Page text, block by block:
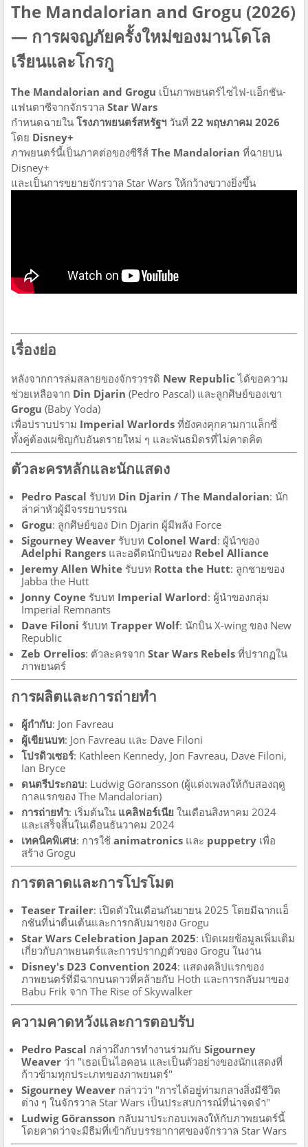
The Mandalorian and Grogu (2026)
— การผจญภัยครั้งใหม่ของมานโดโล
เรียนและโกรกู
The Mandalorian and Grogu เป็นภาพยนตร์ไซไฟ-แอ็กชัน-
แฟนตาซีจากจักรวาล Star Wars
กำหนดฉายใน โรงภาพยนตร์สหรัฐฯ วันที่ 22 พฤษภาคม 2026
โดย Disney+
ภาพยนตร์นี้เป็นภาคต่อของซีรีส์ The Mandalorian ที่ฉายบน
Disney+
และเป็นการขยายจักรวาล Star Wars ให้กว้างขวางยิ่งขึ้น
เรื่องย่อ
หลังจากการล่มสลายของจักรวรรดิ New Republic ได้ขอความ
ช่วยเหลือจาก Din Djarin (Pedro Pascal) และลูกศิษย์ของเขา
Grogu (Baby Yoda)
เพื่อปราบปราม Imperial Warlords ที่ยังคงคุกคามกาแล็กซี่
ทั้งคู่ต้องเผชิญกับอันตรายใหม่ ๆ และพันธมิตรที่ไม่คาดคิด
ตัวละครหลักและนักแสดง
Pedro Pascal รับบท Din Djarin / The Mandalorian: นัก
ล่าค่าหัวผู้มีจรรยาบรรณ
Grogu: ลูกศิษย์ของ Din Djarin ผู้มีพลัง Force
Sigourney Weaver รับบท Colonel Ward: ผู้นำของ
Adelphi Rangers และอดีตนักบินของ Rebel Alliance
Jeremy Allen White รับบท Rotta the Hutt: ลูกชายของ
Jabba the Hutt
Jonny Coyne รับบท Imperial Warlord: ผู้นำของกลุ่ม
Imperial Remnants
Dave Filoni รับบท Trapper Wolf: นักบิน X-wing ของ New
Republic
Zeb Orrelios: ตัวละครจาก Star Wars Rebels ที่ปรากฏใน
ภาพยนตร์
การผลิตและการถ่ายทำ
ผู้กำกับ: Jon Favreau
ผู้เขียนบท: Jon Favreau และ Dave Filoni
โปรดิวเซอร์: Kathleen Kennedy, Jon Favreau, Dave Filoni,
Ian Bryce
ดนตรีประกอบ: Ludwig Göransson (ผู้แต่งเพลงให้กับสองฤดู
กาลแรกของ The Mandalorian)
การถ่ายทำ: เริ่มต้นใน แคลิฟอร์เนีย ในเดือนสิงหาคม 2024
และเสร็จสิ้นในเดือนธันวาคม 2024
เทคนิคพิเศษ: การใช้ animatronics และ puppetry เพื่อ
สร้าง Grogu
การตลาดและการโปรโมต
Teaser Trailer: เปิดตัวในเดือนกันยายน 2025 โดยมีฉากแอ็
กชันที่น่าตื่นเต้นและการกลับมาของ Grogu
Star Wars Celebration Japan 2025: เปิดเผยข้อมูลเพิ่มเติม
เกี่ยวกับภาพยนตร์และการปรากฏตัวของ Grogu ในงาน
Disney's D23 Convention 2024: แสดงคลิปแรกของ
ภาพยนตร์ที่มีฉากบนดาวที่คล้ายกับ Hoth และการกลับมาของ
Babu Frik จาก The Rise of Skywalker
ความคาดหวังและการตอบรับ
Pedro Pascal กล่าวถึงการทำงานร่วมกับ Sigourney
Weaver ว่า "เธอเป็นไอคอน และเป็นตัวอย่างของนักแสดงที่
ก้าวข้ามทุกประเภทของภาพยนตร์"
Sigourney Weaver กล่าวว่า "การได้อยู่ท่ามกลางสิ่งมีชีวิต
ต่าง ๆ ในจักรวาล Star Wars เป็นประสบการณ์ที่น่าจดจำ"
Ludwig Göransson กลับมาประกอบเพลงให้กับภาพยนตร์นี้
โดยคาดว่าจะมีธีมที่เข้ากับบรรยากาศของจักรวาล Star Wars